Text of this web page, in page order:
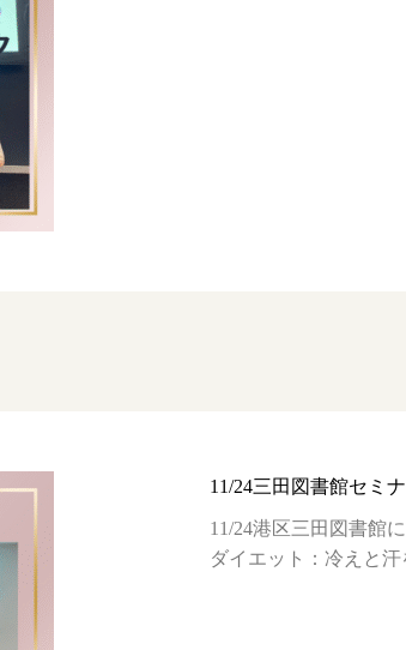
11/24三田図書館セミ
11/24港区三田図書館
ダイエット：冷えと汗